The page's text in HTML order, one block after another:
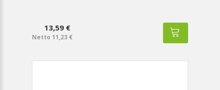
13,59 €
Netto 11,23 €